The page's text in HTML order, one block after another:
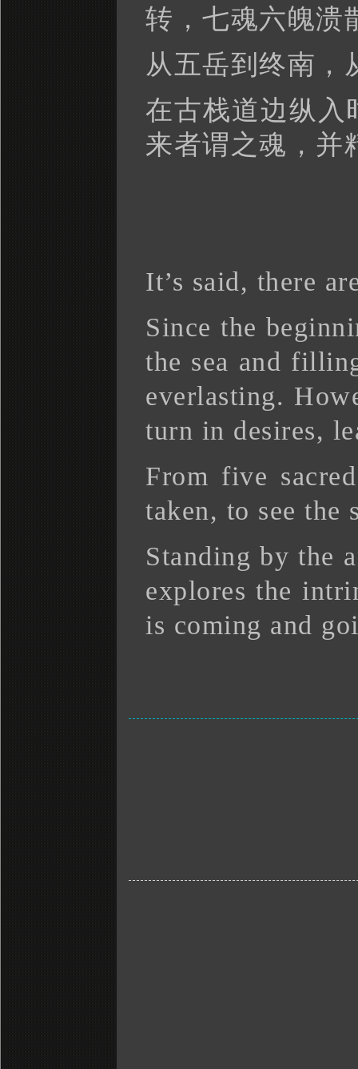
转，七魂六魄溃
从五岳到终南，
在古栈道边纵入
来者谓之魂，并
It’s said, there
Since the
the sea and
everlasting.
turn in desires,
From five
taken, to see the
Standing by the
explores the
is coming and